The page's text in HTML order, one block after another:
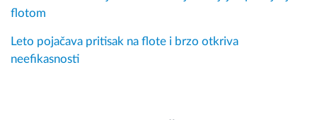
flotom
Leto pojačava pritisak na flote i brzo otkriva
neefikasnosti